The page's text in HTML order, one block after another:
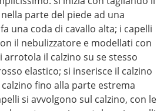
parte del piede ad una
una coda di cavallo alta; i capelli
il nebulizzatore e modellati con
arrotola il calzino su se stesso
elastico; si inserisce il calzino
fino alla parte estrema
si avvolgono sul calzino, con le